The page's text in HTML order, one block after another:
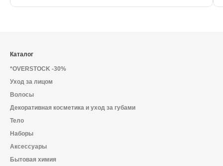
Каталог
*OVERSTOCK -30%
Уход за лицом
Волосы
Декоративная косметика и уход за губами
Тело
Наборы
Аксессуары
Бытовая химия